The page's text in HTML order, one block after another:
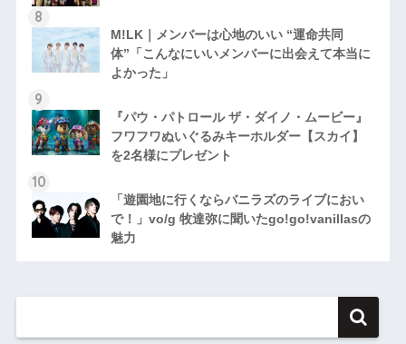
M!LK｜メンバーは心地のいい “運命共同
体”「こんなにいいメンバーに出会えて本当に
よかった」
『パウ・パトロール ザ・ダイノ・ムービー』
フワフワぬいぐるみキーホルダー【スカイ】
を2名様にプレゼント
「遊園地に行くならバニラズのライブにおい
で！」vo/g 牧達弥に聞いたgo!go!vanillasの
魅力